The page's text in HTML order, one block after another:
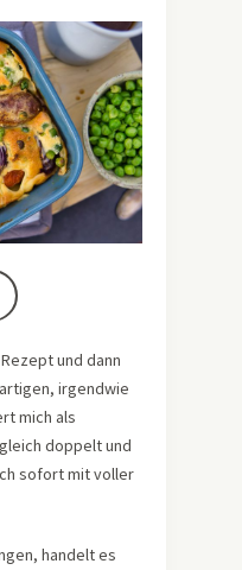
und dann
irgendwie
mich als
doppelt und
sofort mit voller
handelt es